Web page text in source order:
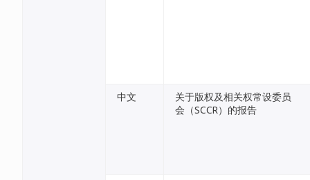
中文
关于版权及相关权常设委员
会（SCCR）的报告